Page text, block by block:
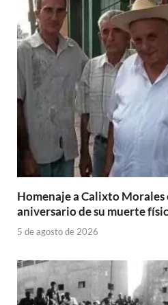
Homenaje a Calixto Morales
aniversario de su muerte
5 de agosto de 2026